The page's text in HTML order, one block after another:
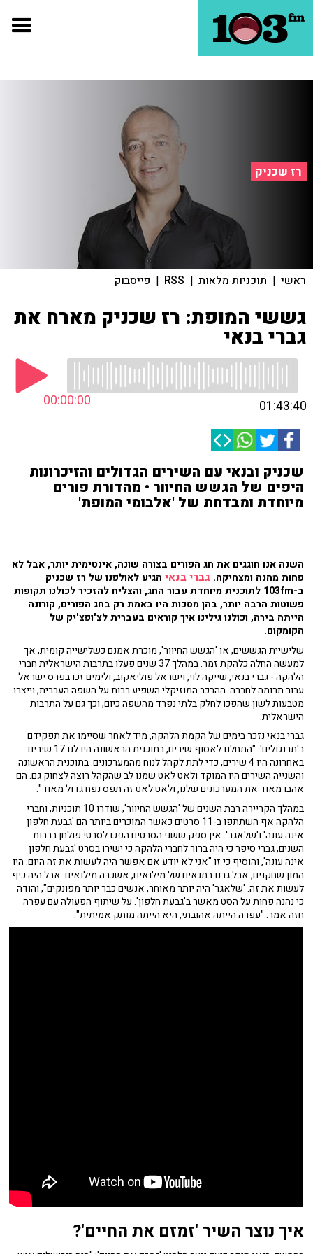
רז שכניק
ראשי | תוכניות מלאות |
RSS
| פייסבוק
גששי המופת: רז שכניק מארח את
גברי בנאי
00:00:00 01:43:40
שכניק ובנאי עם השירים הגדולים והזיכרונות
היפים של הגשש החיוור • מהדורת פורים
מיוחדת ומבדחת של 'אלבומי המופת'
השנה אנו חוגגים את חג הפורים בצורה שונה, אינטימית יותר, אבל לא
פחות מהנה ומצחיקה. גברי בנאי הגיע לאולפנו של רז שכניק
ב-103fm לתוכנית מיוחדת עבור החג, והצליח להזכיר לכולנו תקופות
פשוטות הרבה יותר, בהן מסכות היו באמת רק בחג הפורים, קורונה
הייתה בירה, וכולנו גילינו איך קוראים בעברית לצ'ופצ'יק של
הקומקום.
שלישיית הגששים, או 'הגשש החיוור', מוכרת אמנם כשלישייה קומית, אך
למעשה החלה כלהקת זמר. במהלך 37 שנים פעלו בתרבות הישראלית חברי
הלהקה - גברי בנאי, שייקה לוי, וישראל פוליאקוב, ולימים זכו בפרס ישראל
עבור תרומה לחברה. ההרכב המוזיקלי השפיע רבות על השפה העברית, וייצרו
מטבעות לשון שהפכו לחלק בלתי נפרד מהשפה כיום, וכך גם על התרבות
הישראלית.
גברי בנאי נזכר בימים של הקמת הלהקה, מיד לאחר שסיימו את תפקידם
ב'תרנגולים': "התחלנו לאסוף שירים, בתוכנית הראשונה היו לנו 17 שירים.
באחרונה היו 4 שירים, כדי לתת לקהל לנוח מהמערכונים. בתוכנית הראשונה
והשנייה השירים היו המוקד ולאט לאט שמנו לב שהקהל רוצה לצחוק גם. הם
אהבו מאוד את המערכונים שלנו, ולאט לאט זה תפס נפח גדול מאוד".
במהלך הקריירה רבת השנים של 'הגשש החיוור', שודרו 10 תוכניות, וחברי
הלהקה אף השתתפו ב-11 סרטים כאשר המוכרים ביותר הם 'גבעת חלפון
אינה עונה' ו'שלאגר'. אין ספק ששני הסרטים הפכו לסרטי פולחן ברבות
השנים, גברי סיפר כי היה ברור לחברי הלהקה כי ישירו בסרט 'גבעת חלפון
אינה עונה', והוסיף כי זו "אני לא יודע אם אפשר היה לעשות את זה היום. היו
המון שחקנים, אבל גרנו בתנאים של מילואים, אשכרה מילואים. אבל היה כיף
לעשות את זה. 'שלאגר' היה יותר מאוחר, אנשים כבר יותר מפונקים", והודה
כי נהנה פחות על הסט מאשר ב'גבעת חלפון'. על שיתוף הפעולה עם עפרה
חזה אמר: "עפרה הייתה אהובתי, היא הייתה מותק אמיתית".
איך נוצר השיר 'זמזם את החיים'?